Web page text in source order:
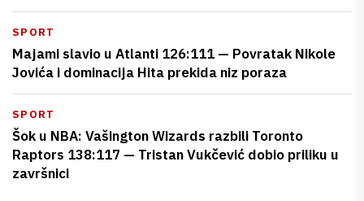
SPORT
Majami slavio u Atlanti 126:111 — Povratak Nikole
Jovića i dominacija Hita prekida niz poraza
SPORT
Šok u NBA: Vašington Wizards razbili Toronto
Raptors 138:117 — Tristan Vukčević dobio priliku u
završnici